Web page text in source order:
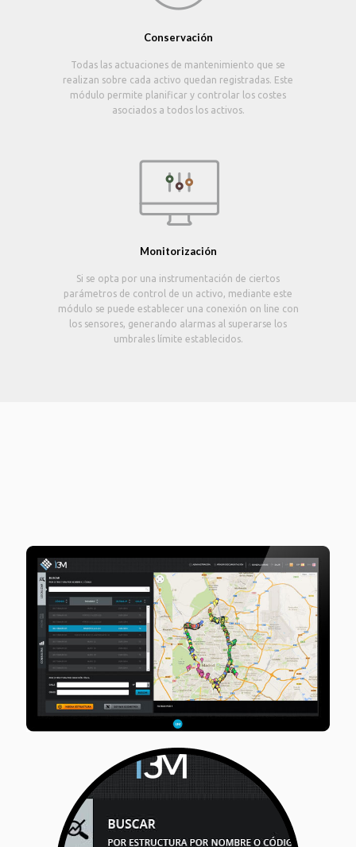
Conservación
Todas las actuaciones de mantenimiento que se
realizan sobre cada activo quedan registradas. Este
módulo permite planificar y controlar los costes
asociados a todos los activos.
Monitorización
Si se opta por una instrumentación de ciertos
parámetros de control de un activo, mediante este
módulo se puede establecer una conexión on line con
los sensores, generando alarmas al superarse los
umbrales límite establecidos.